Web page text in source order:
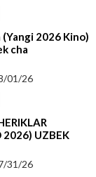
2026 Kino)
cha
01/26
2026) UZBEK
31/26